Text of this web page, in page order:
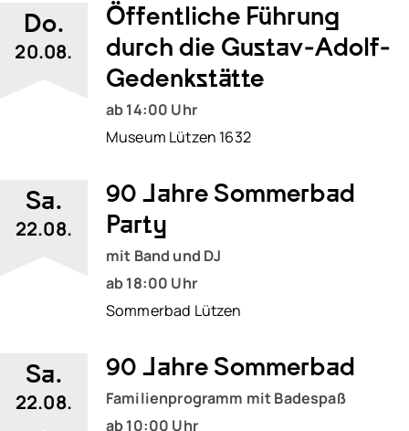
Do.
20.08.
Öffentliche Führung
durch die Gustav-Adolf-
Gedenkstätte
ab 14:00 Uhr
Museum Lützen 1632
Sa.
22.08.
90 Jahre Sommerbad
Party
mit Band und DJ
ab 18:00 Uhr
Sommerbad Lützen
Sa.
22.08.
90 Jahre Sommerbad
Familienprogramm mit Badespaß
ab 10:00 Uhr